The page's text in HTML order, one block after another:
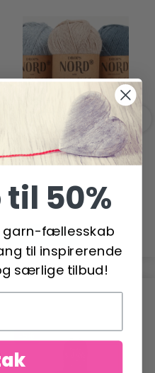
DROPS NORD
19,95 DKK
Se produktet
50%
garn-fællesskab
til inspirerende
særlige tilbud!